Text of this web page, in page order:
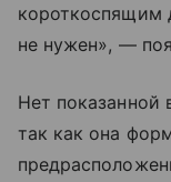
короткоспящим
не нужен», —
Нет показанной
так как она